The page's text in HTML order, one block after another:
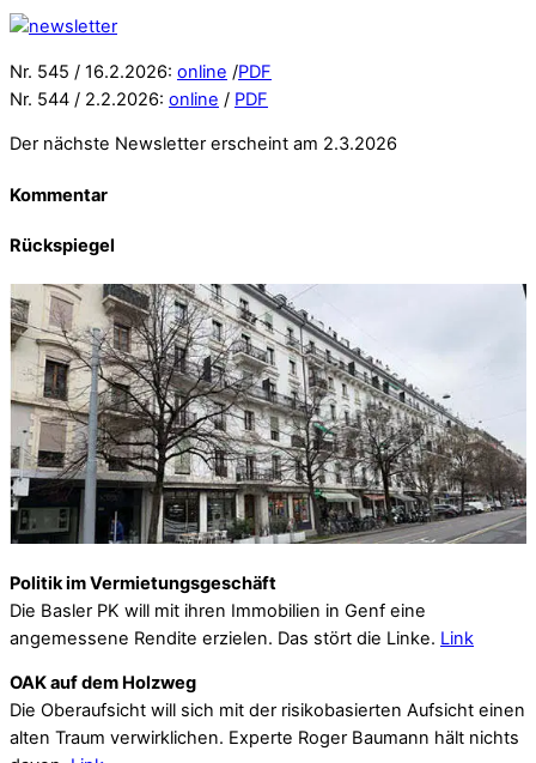
Nr. 545 / 16.2.2026: online /PDF
Nr. 544 / 2.2.2026: online / PDF
Der nächste Newsletter erscheint am 2.3.2026
Kommentar
Rückspiegel
Politik im Vermietungsgeschäft
Die Basler PK will mit ihren Immobilien in Genf eine
angemessene Rendite erzielen. Das stört die Linke. Link
OAK auf dem Holzweg
Die Oberaufsicht will sich mit der risikobasierten Aufsicht einen
alten Traum verwirklichen. Experte Roger Baumann hält nichts